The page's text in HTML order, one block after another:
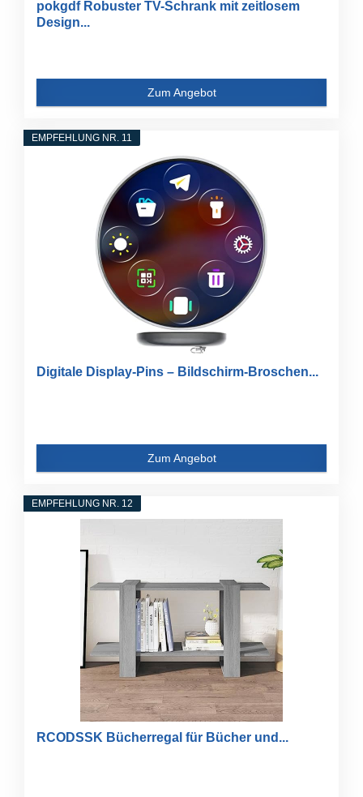
pokgdf Robuster TV-Schrank mit zeitlosem
Design...
Zum Angebot
EMPFEHLUNG NR. 11
Digitale Display-Pins – Bildschirm-Broschen...
Zum Angebot
EMPFEHLUNG NR. 12
RCODSSK Bücherregal für Bücher und...